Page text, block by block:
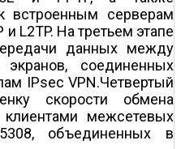
встроенным серверам
и L2TP. На третьем этапе
данных между
соединенных
IPsec VPN.Четвертый
скорости обмена
межсетевых
объединенных в